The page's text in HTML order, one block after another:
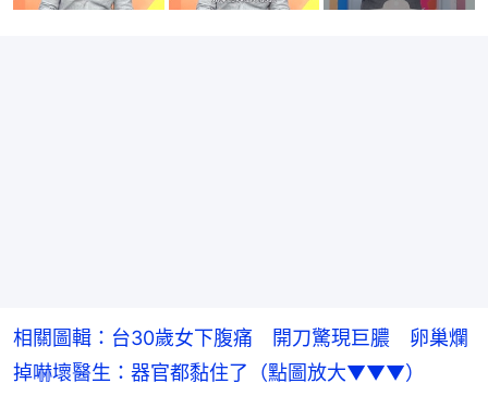
相關圖輯：台30歲女下腹痛　開刀驚現巨膿　卵巢爛
掉嚇壞醫生：器官都黏住了（點圖放大▼▼▼）